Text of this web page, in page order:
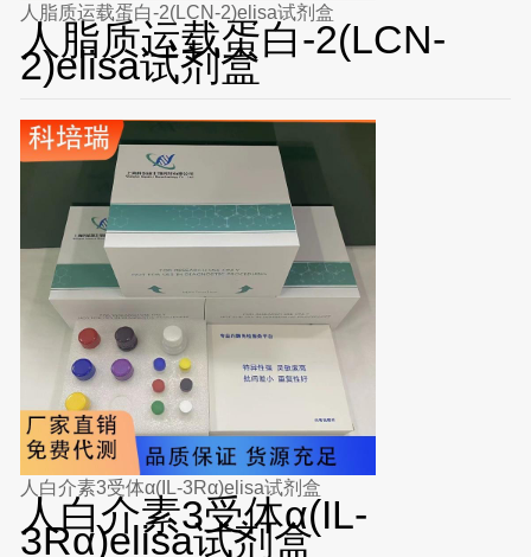
人脂质运载蛋白-2(LCN-2)elisa试剂盒
人脂质运载蛋白-2(LCN-
2)elisa试剂盒
人白介素3受体α(IL-3Rα)elisa试剂盒
人白介素3受体α(IL-
3Rα)elisa试剂盒